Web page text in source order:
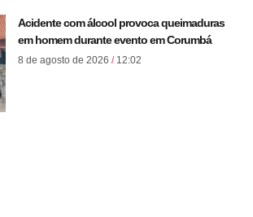
Acidente com álcool provoca queimaduras
em homem durante evento em Corumbá
8 de agosto de 2026 12:02